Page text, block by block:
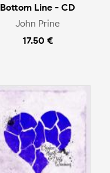
Bottom Line - CD
John Prine
17.50 €